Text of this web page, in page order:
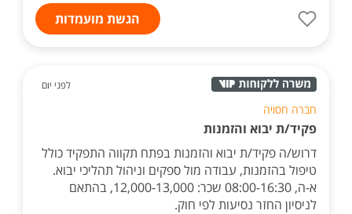
הגשת מועמדות
לפני יום
חברה חסויה
פקיד/ת יבוא והזמנות
דרוש/ה פקיד/ת יבוא והזמנות בפתח תקווה התפקיד כולל
טיפול בהזמנות, עבודה מול ספקים וניהול תהליכי יבוא.
א-ה, 08:00-16:30 שכר: 12,000-13,000, בהתאם
לניסיון החזר נסיעות לפי חוק.